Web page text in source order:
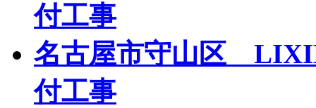
付工事
名古屋市守山区
付工事